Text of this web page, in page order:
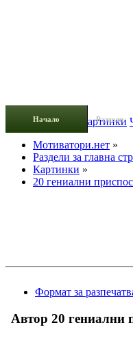
Начало Раздели
Добави новина Картинки
Мотиватори.нет »
Раздели за главна
Картинки »
20 гениални
Формат за
Автор 20 гениални